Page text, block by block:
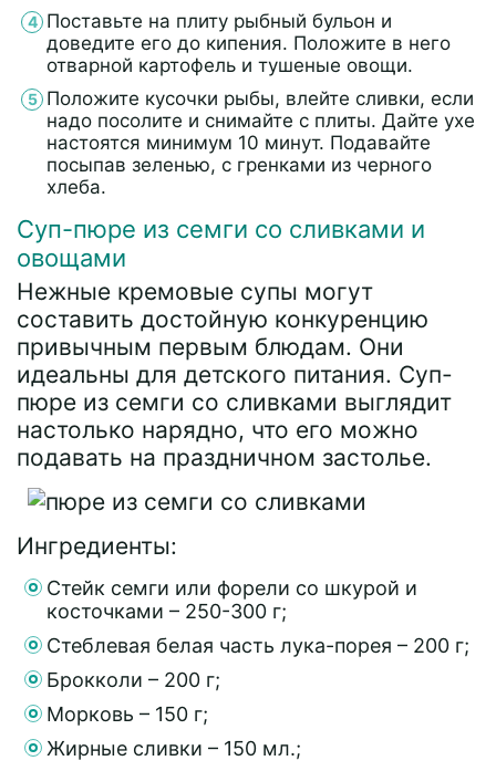
Поставьте на плиту рыбный бульон и
доведите его до кипения. Положите в него
отварной картофель и тушеные овощи.
Положите кусочки рыбы, влейте сливки, если
надо посолите и снимайте с плиты. Дайте ухе
настоятся минимум 10 минут. Подавайте
посыпав зеленью, с гренками из черного
хлеба.
Суп-пюре из семги со сливками и
овощами
Нежные кремовые супы могут
составить достойную конкуренцию
привычным первым блюдам. Они
идеальны для детского питания. Суп-
пюре из семги со сливками выглядит
настолько нарядно, что его можно
подавать на праздничном застолье.
Ингредиенты:
Стейк семги или форели со шкурой и
косточками – 250-300 г;
Стеблевая белая часть лука-порея – 200 г;
Брокколи – 200 г;
Морковь – 150 г;
Жирные сливки – 150 мл.;